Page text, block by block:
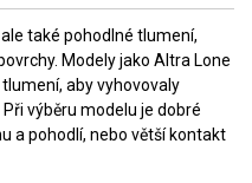
také pohodlné tlumení,
Modely jako Altra Lone
aby vyhovovaly
výběru modelu je dobré
a pohodlí, nebo větší kontakt